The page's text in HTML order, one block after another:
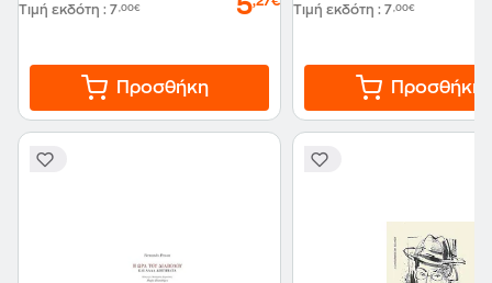
Τιμή εκδότη : 7,00€ 5
Προσθήκη
Τιμή εκδότη : 7,00€
Προσθήκη